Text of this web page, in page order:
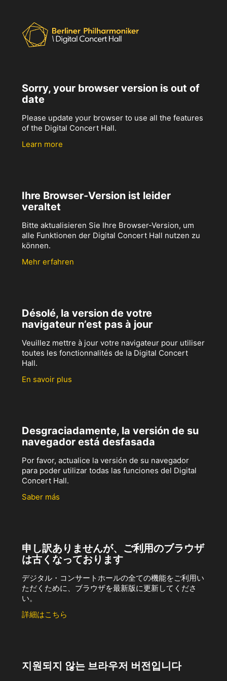
Sorry, your browser version is out of
date
Please update your browser to use all the features
of the Digital Concert Hall.
Learn more
Ihre Browser-Version ist leider
veraltet
Bitte aktualisieren Sie Ihre Browser-Version, um
alle Funktionen der Digital Concert Hall nutzen zu
können.
Mehr erfahren
Désolé, la version de votre
navigateur n’est pas à jour
Veuillez mettre à jour votre navigateur pour utiliser
toutes les fonctionnalités de la Digital Concert
Hall.
En savoir plus
Desgraciadamente, la versión de su
navegador está desfasada
Por favor, actualice la versión de su navegador
para poder utilizar todas las funciones del Digital
Concert Hall.
Saber más
申し訳ありませんが、ご利用のブラウザ
は古くなっております
デジタル・コンサートホールの全ての機能をご利用い
ただくために、ブラウザを最新版に更新してくださ
い。
詳細はこちら
지원되지 않는 브라우저 버전입니다